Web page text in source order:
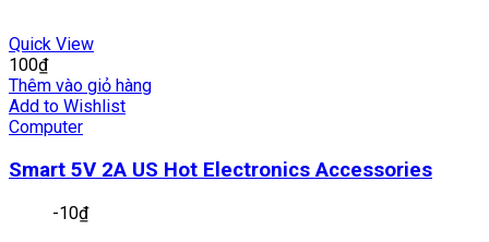
Quick View
100₫
Thêm vào giỏ hàng
Add to Wishlist
Computer
Smart 5V 2A US Hot Electronics Accessories
-10₫